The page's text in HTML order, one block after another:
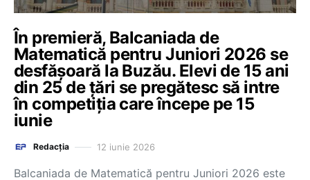
În premieră, Balcaniada de
Matematică pentru Juniori 2026 se
desfășoară la Buzău. Elevi de 15 ani
din 25 de țări se pregătesc să intre
în competiția care începe pe 15
iunie
Redacția 12 iunie 2026
Balcaniada de Matematică pentru Juniori 2026 este